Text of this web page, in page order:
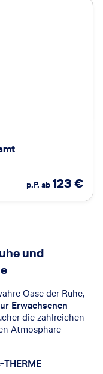
p.P. ab 123€
und
Oase der Ruhe,
Erwachsenen
die zahlreichen
Atmosphäre